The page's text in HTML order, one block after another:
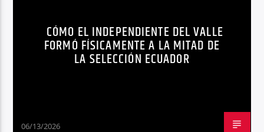
Radio hola
NOTICIAS
SELECCIÓN ECUADOR
WENDY MONTIEL
CÓMO EL INDEPENDIENTE DEL VALLE
FORMÓ FÍSICAMENTE A LA MITAD DE
LA SELECCIÓN ECUADOR
06/13/2026